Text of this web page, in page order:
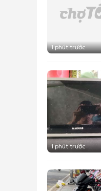
1 phút trước
1 phút trước